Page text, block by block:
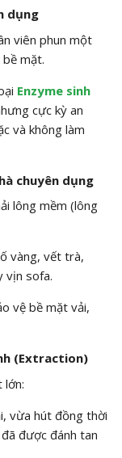
dụng
viên phun một
mặt.
Enzyme sinh
cực kỳ an
và không làm
chuyên dụng
lông mềm (lông
vàng, vết trà,
vịn sofa.
vệ bề mặt vải,
(Extraction)
lớn:
vừa hút đồng thời
được đánh tan